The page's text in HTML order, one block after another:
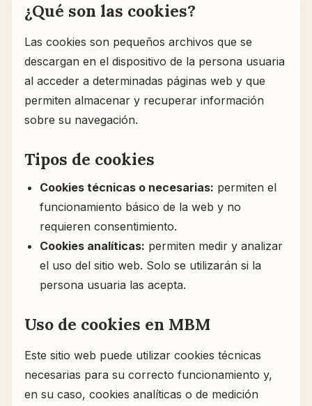
¿Qué son las cookies?
Las cookies son pequeños archivos que se
descargan en el dispositivo de la persona usuaria
al acceder a determinadas páginas web y que
permiten almacenar y recuperar información
sobre su navegación.
Tipos de cookies
Cookies técnicas o necesarias: permiten el
funcionamiento básico de la web y no
requieren consentimiento.
Cookies analíticas: permiten medir y analizar
el uso del sitio web. Solo se utilizarán si la
persona usuaria las acepta.
Uso de cookies en MBM
Este sitio web puede utilizar cookies técnicas
necesarias para su correcto funcionamiento y,
en su caso, cookies analíticas o de medición